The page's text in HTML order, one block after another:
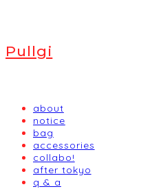
Pullgi
about
notice
bag
accessories
collabo!
after tokyo
q & a